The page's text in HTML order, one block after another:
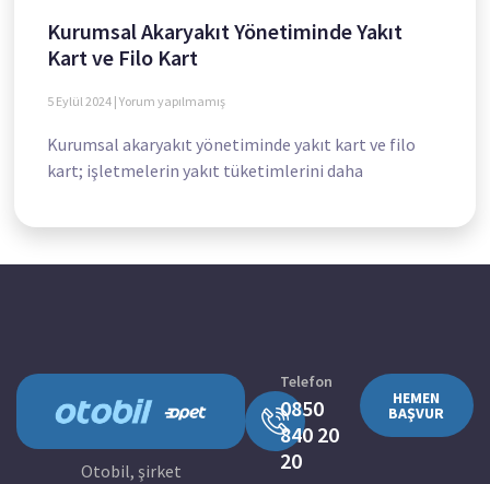
Kurumsal Akaryakıt Yönetiminde Yakıt
Kart ve Filo Kart
5 Eylül 2024 Yorum yapılmamış
Kurumsal akaryakıt yönetiminde yakıt kart ve filo
kart; işletmelerin yakıt tüketimlerini daha
Otobil, şirket
Telefon
0850
840 20
20
HEMEN
BAŞVUR